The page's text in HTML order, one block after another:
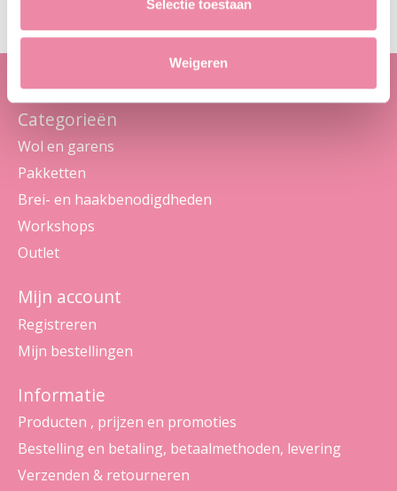
Selectie toestaan
Weigeren
Categorieën
Wol en garens
Pakketten
Brei- en haakbenodigdheden
Workshops
Outlet
Mijn account
Registreren
Mijn bestellingen
Informatie
Producten , prijzen en promoties
Bestelling en betaling, betaalmethoden, levering
Verzenden & retourneren